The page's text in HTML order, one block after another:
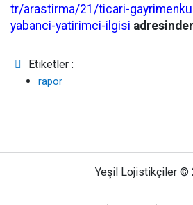
tr/arastirma/21/ticari-
yabanci-yatirimci-ilgisi
Etiketler :
rapor
Yeşil Lojistikçiler ©